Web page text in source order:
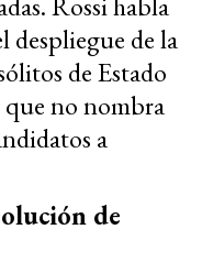
despliegue de la
de Estado
no nombra
a
de